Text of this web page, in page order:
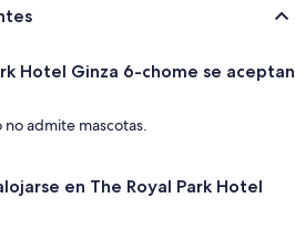
Hotel Ginza 6-chome se aceptan
admite mascotas.
en The Royal Park Hotel